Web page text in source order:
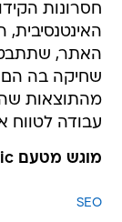
חסרונות
האינטנסיבית,
האתר,
שחיקה בה הם
מהתוצאות
עבודה לטווח
מוגש מטעם seorganic
SEO